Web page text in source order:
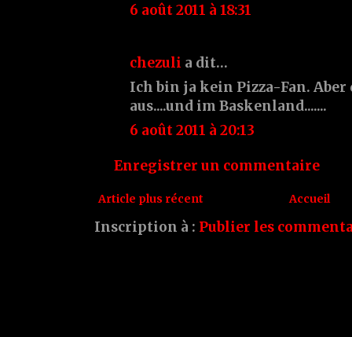
6 août 2011 à 18:31
chezuli a dit…
Ich bin ja kein Pizza-Fan.
aus....und im Baskenland.......
6 août 2011 à 20:13
Enregistrer un commentaire
Article plus récent Accueil
Inscription à : Publier les